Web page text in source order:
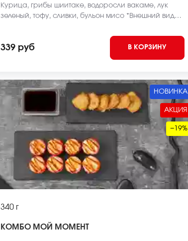
Курица, грибы шиитаке, водоросли вакаме, лук
зеленый, тофу, сливки, бульон мисо *Внешний вид
339 руб В КОРЗИНУ
НОВИНКА
АКЦИЯ
−19%
340 г
КОМБО МОЙ МОМЕНТ